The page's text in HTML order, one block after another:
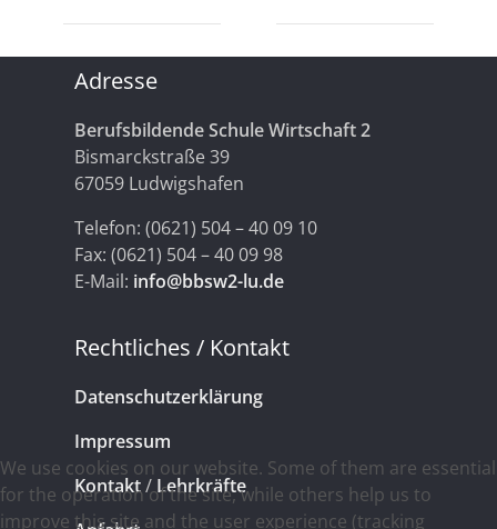
Adresse
Berufsbildende Schule Wirtschaft 2
Bismarckstraße 39
67059 Ludwigshafen
Telefon: (0621) 504 – 40 09 10
Fax: (0621) 504 – 40 09 98
E-Mail: info@bbsw2-lu.de
Rechtliches / Kontakt
Datenschutzerklärung
Impressum
Kontakt/Lehrkräfte
We use cookies on our website. Some of them are essential
for the operation of the site, while others help us to
improve this site and the user experience (tracking